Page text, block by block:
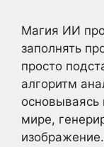
Магия ИИ
заполнять
просто
алгоритм
основываясь
мире,